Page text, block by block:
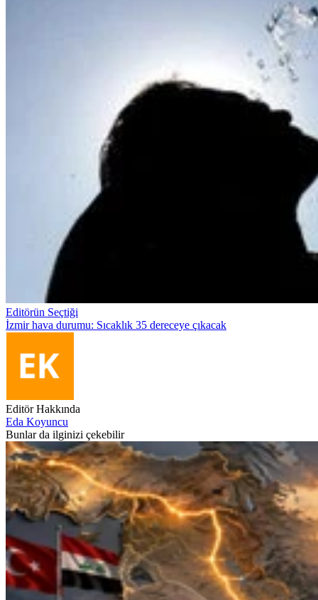
Editörün Seçtiği
İzmir hava durumu: Sıcaklık 35 dereceye çıkacak
Editör Hakkında
Eda Koyuncu
Bunlar da ilginizi çekebilir